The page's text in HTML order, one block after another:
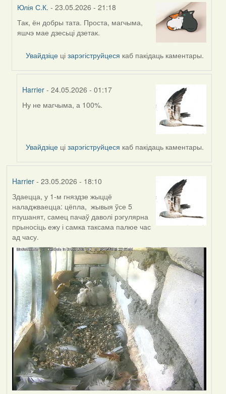
Юлія С.К. - 23.05.2026 - 21:18
In
reply
V
Так, ён добры тата. Проста, магчыма,
яшчэ мае дзесьці дзетак.
Увайдзіце цізарэгіструйцеся каб пакідаць каментары.
Harrier - 24.05.2026 - 01:17
In
Юлія
С.К.
Ну не магчыма, а 100%.
Увайдзіце цізарэгіструйцеся каб пакідаць каментары.
Harrier- 23.05.2026 - 18:10
Здаецца, у 1-м гняздзе жыццё
наладжваецца: цёпла, жывыя ўсе 5
птушанят, самец пачаў даволі рэгулярна
прыносіць ежу і самка таксама палюе час
ад часу.